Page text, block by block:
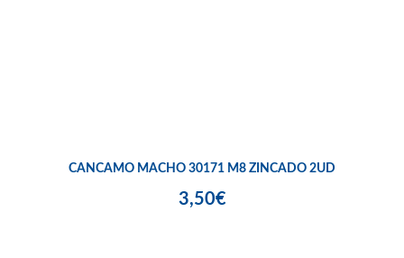
CANCAMO MACHO 30171 M8 ZINCADO 2UD
3,50€